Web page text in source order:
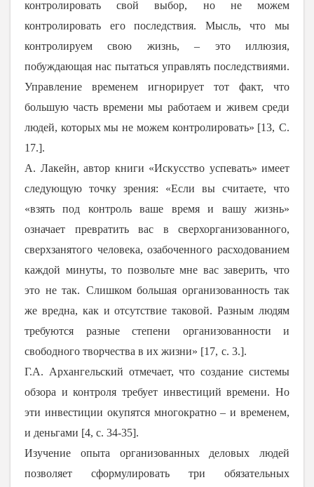
контролировать свой выбор, но не можем
контролировать его последствия. Мысль, что мы
контролируем свою жизнь, – это иллюзия,
побуждающая нас пытаться управлять последствиями.
Управление временем игнорирует тот факт, что
большую часть времени мы работаем и живем среди
людей, которых мы не можем контролировать» [13, С.
17.].
А. Лакейн, автор книги «Искусство успевать» имеет
следующую точку зрения: «Если вы считаете, что
«взять под контроль ваше время и вашу жизнь»
означает превратить вас в сверхорганизованного,
сверхзанятого человека, озабоченного расходованием
каждой минуты, то позвольте мне вас заверить, что
это не так. Слишком большая организованность так
же вредна, как и отсутствие таковой. Разным людям
требуются разные степени организованности и
свободного творчества в их жизни» [17, с. 3.].
Г.А. Архангельский отмечает, что создание системы
обзора и контроля требует инвестиций времени. Но
эти инвестиции окупятся многократно – и временем,
и деньгами [4, с. 34-35].
Изучение опыта организованных деловых людей
позволяет сформулировать три обязательных